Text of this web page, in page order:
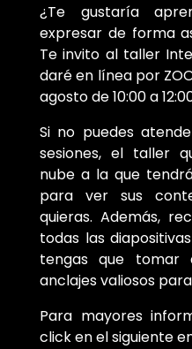
¿Te gustaría
expresar de forma
Te invito al taller
daré en línea por
agosto de 10:00 a
Si no puedes
sesiones, el taller
nube a la que
para ver sus
quieras. Además,
todas las
tengas que tomar
anclajes valiosos
Para mayores
click en el siguiente